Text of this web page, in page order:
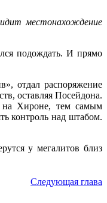
местонахождение
подождать. И прямо
», отдал распоряжение
оставляя Посейдона.
на Хироне, тем самым
контроль над штабом.
у мегалитов близ
Следующая глава